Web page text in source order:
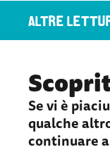
Se vi è
qualche
continuare
ALTRE